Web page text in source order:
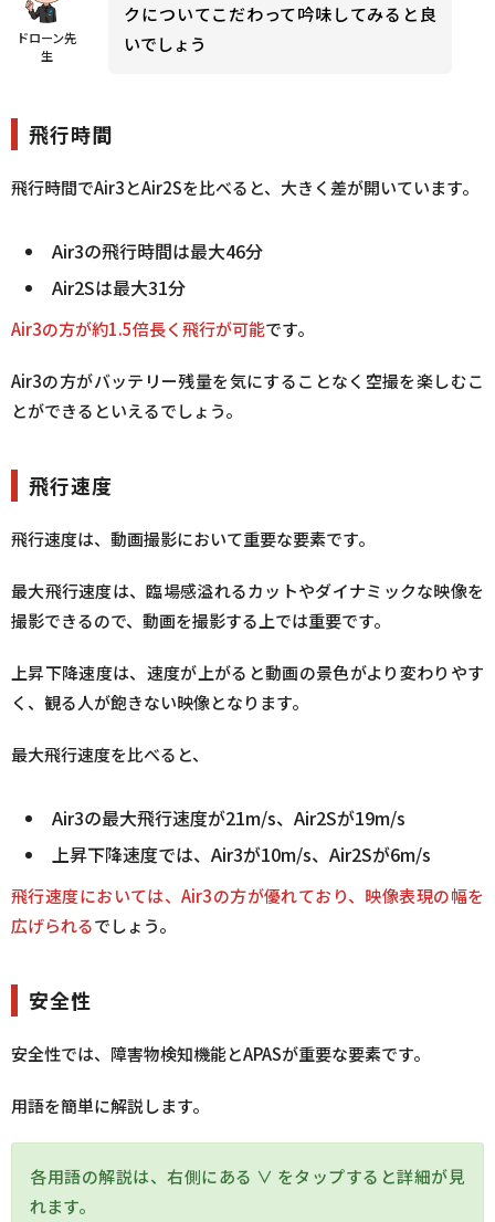
ドローン先
生
クについてこだわって吟味してみると良
いでしょう
飛行時間
飛行時間でAir3とAir2Sを比べると、大きく差が開いています。
Air3の飛行時間は最大46分
Air2Sは最大31分
Air3の方が約1.5倍長く飛行が可能です。
Air3の方がバッテリー残量を気にすることなく空撮を楽しむこ
とができるといえるでしょう。
飛行速度
飛行速度は、動画撮影において重要な要素です。
最大飛行速度は、臨場感溢れるカットやダイナミックな映像を
撮影できるので、動画を撮影する上では重要です。
上昇下降速度は、速度が上がると動画の景色がより変わりやす
く、観る人が飽きない映像となります。
最大飛行速度を比べると、
Air3の最大飛行速度が21m/s、Air2Sが19m/s
上昇下降速度では、Air3が10m/s、Air2Sが6m/s
飛行速度においては、Air3の方が優れており、映像表現の幅を
広げられるでしょう。
安全性
安全性では、障害物検知機能とAPASが重要な要素です。
用語を簡単に解説します。
各用語の解説は、右側にある ∨ をタップすると詳細が見
れます。